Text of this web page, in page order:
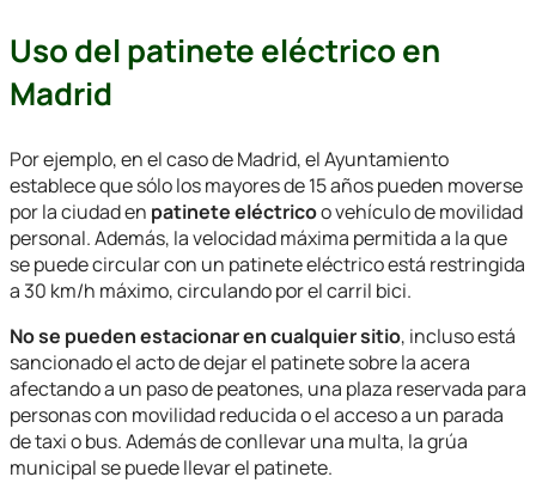
Uso del patinete eléctrico en
Madrid
Por ejemplo, en el caso de Madrid, el Ayuntamiento
establece que sólo los mayores de 15 años pueden moverse
por la ciudad en patinete eléctricoo vehículo de movilidad
personal. Además, la velocidad máxima permitida a la que
se puede circular con un patinete eléctrico está restringida
a 30 km/h máximo, circulando por el carril bici.
No se pueden estacionar en cualquier sitio, incluso está
sancionado el acto de dejar el patinete sobre la acera
afectando a un paso de peatones, una plaza reservada para
personas con movilidad reducida o el acceso a un parada
de taxi o bus. Además de conllevar una multa, la grúa
municipal se puede llevar el patinete.